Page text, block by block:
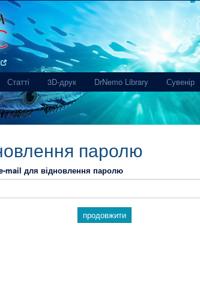
Разом.mp3
Статті 3D-друк DrNemo Library Сувенір
паролю
mail для відновлення паролю
продовжити